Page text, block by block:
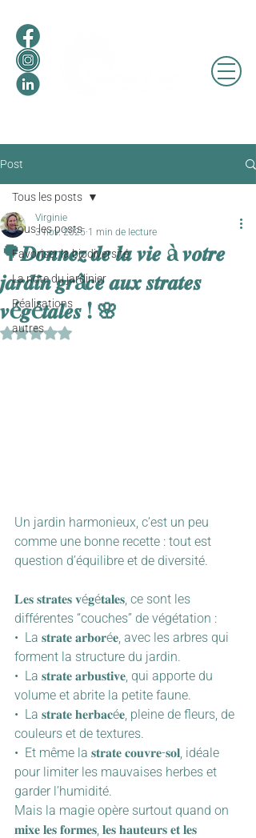
Post
Tous les posts
Favoriser la biodiversité
La note du jardinier
Réalisations
autres
Tous les posts
🌳𝑫𝒐𝒏𝒏𝒆𝒛 𝒅𝒆 𝒍𝒂 𝒗𝒊𝒆 à 𝒗𝒐𝒕𝒓𝒆
𝒋𝒂𝒓𝒅𝒊𝒏 𝒈𝒓â𝒄𝒆 𝒂𝒖𝒙 𝒔𝒕𝒓𝒂𝒕𝒆𝒔
𝒗é𝒈é𝒕𝒂𝒍𝒆𝒔 ! 🌸
Virginie
3 nov. 2025 1 min de lecture
Noté NaN étoiles sur 5.
Un jardin harmonieux, c’est un peu
comme une bonne recette : tout est
question d’équilibre et de diversité.
𝐋𝐞𝐬 𝐬𝐭𝐫𝐚𝐭𝐞𝐬 𝐯é𝐠é𝐭𝐚𝐥𝐞𝐬, ce sont les
différentes “couches” de végétation :
•  La 𝐬𝐭𝐫𝐚𝐭𝐞 𝐚𝐫𝐛𝐨𝐫é𝐞, avec les arbres qui
forment la structure du jardin.
•  La 𝐬𝐭𝐫𝐚𝐭𝐞 𝐚𝐫𝐛𝐮𝐬𝐭𝐢𝐯𝐞, qui apporte du
volume et abrite la petite faune.
•  La 𝐬𝐭𝐫𝐚𝐭𝐞 𝐡𝐞𝐫𝐛𝐚𝐜é𝐞, pleine de fleurs, de
couleurs et de textures.
•  Et même la 𝐬𝐭𝐫𝐚𝐭𝐞 𝐜𝐨𝐮𝐯𝐫𝐞-𝐬𝐨𝐥, idéale
pour limiter les mauvaises herbes et
garder l’humidité.
Mais la magie opère surtout quand on
𝐦𝐢𝐱𝐞 𝐥𝐞𝐬 𝐟𝐨𝐫𝐦𝐞𝐬, 𝐥𝐞𝐬 𝐡𝐚𝐮𝐭𝐞𝐮𝐫𝐬 𝐞𝐭 𝐥𝐞𝐬